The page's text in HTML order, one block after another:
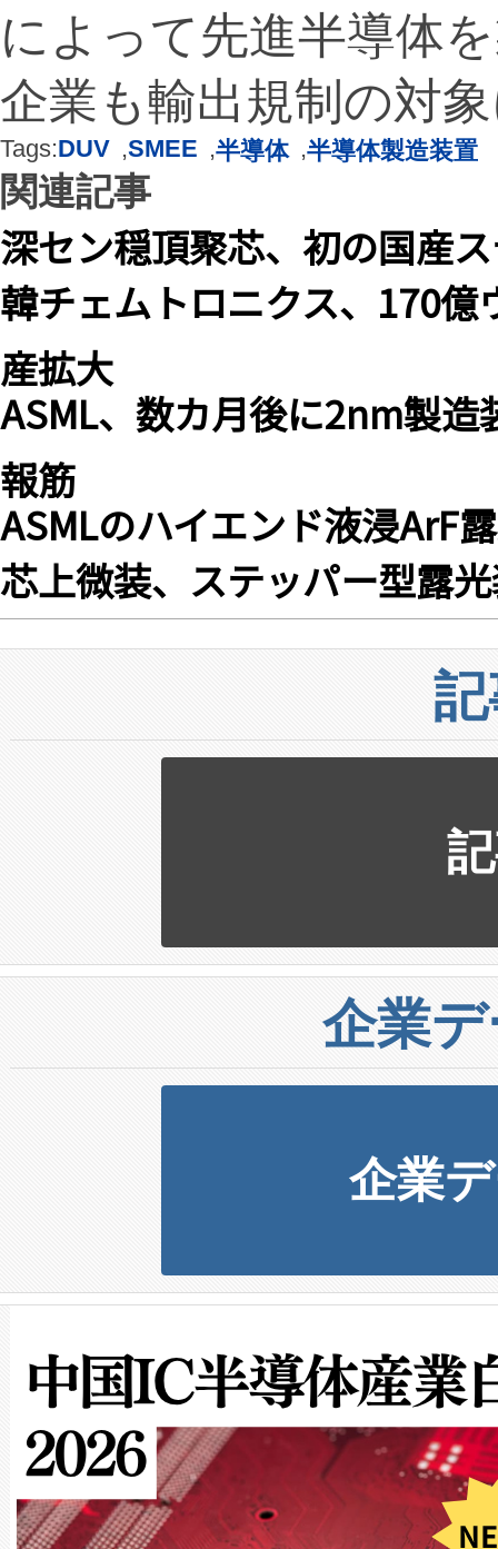
によって先進半導体
企業も輸出規制の対
Tags:DUV ,SMEE ,半導体 ,半導体製造装置
関連記事
深セン穏頂聚芯、初の国産
韓チェムトロニクス、170
産拡大
ASML、数カ月後に2nm製
報筋
ASMLのハイエンド液浸ArF
芯上微装、ステッパー型露
企業
企業